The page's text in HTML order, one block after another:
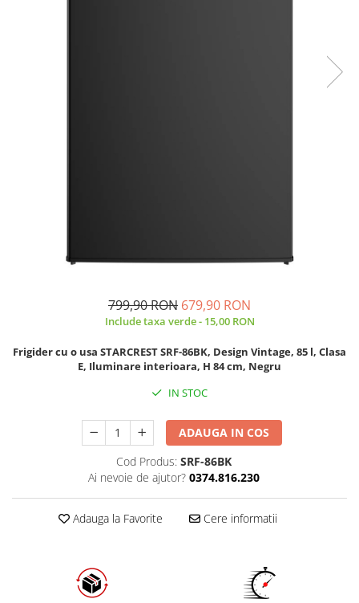
799,90 RON 679,90 RON
Include taxa verde - 15,00 RON
Frigider cu o usa STARCREST SRF-86BK, Design Vintage, 85 l, Clasa
E, Iluminare interioara, H 84 cm, Negru
IN STOC
ADAUGA IN COS
Cod Produs: SRF-86BK
Ai nevoie de ajutor? 0374.816.230
Adauga la Favorite Cere informatii